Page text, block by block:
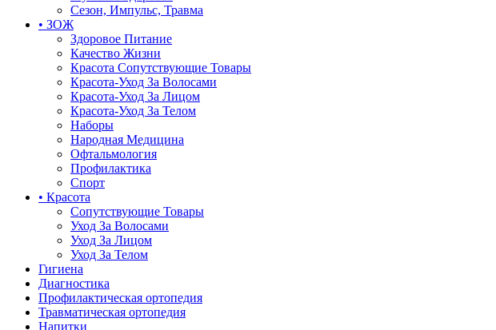
Сезон, Импульс, Травма
• ЗОЖ
Здоровое Питание
Качество Жизни
Красота Сопутствующие Товары
Красота-Уход За Волосами
Красота-Уход За Лицом
Красота-Уход За Телом
Наборы
Народная Медицина
Офтальмология
Профилактика
Спорт
• Красота
Сопутствующие Товары
Уход За Волосами
Уход За Лицом
Уход За Телом
Гигиена
Диагностика
Профилактическая ортопедия
Травматическая ортопедия
Напитки